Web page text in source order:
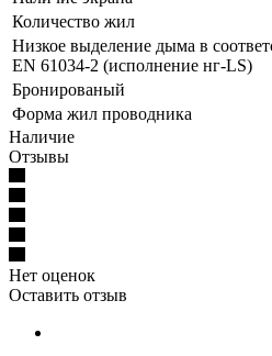
Количество жил
Низкое выделение дыма в
EN 61034-2 (исполнение нг-LS)
Бронированый
Форма жил проводника
Наличие
Отзывы
Нет оценок
Оставить отзыв